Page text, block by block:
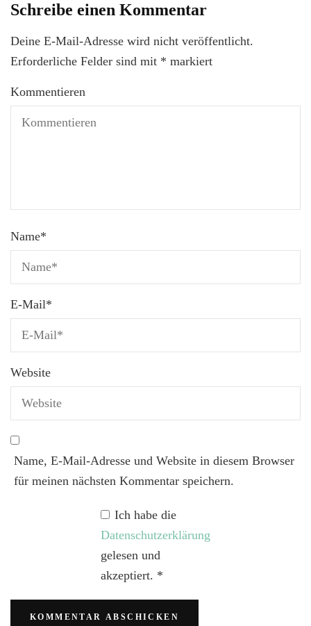
Schreibe einen Kommentar
Deine E-Mail-Adresse wird nicht veröffentlicht.
Erforderliche Felder sind mit * markiert
Kommentieren
Name*
E-Mail*
Website
Name, E-Mail-Adresse und Website in diesem Browser
für meinen nächsten Kommentar speichern.
Ich habe die
Datenschutzerklärung
gelesen und
akzeptiert. *